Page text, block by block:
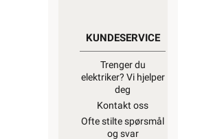
KUNDESERVICE
Trenger du
elektriker? Vi hjelper
deg
Kontakt oss
Ofte stilte spørsmål
og svar